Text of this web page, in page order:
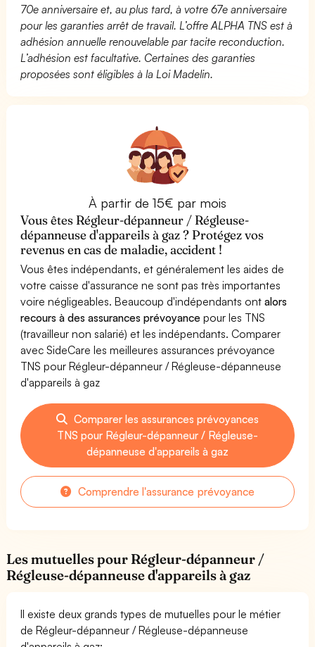
70e anniversaire et, au plus tard, à votre 67e anniversaire
pour les garanties arrêt de travail. L’offre ALPHA TNS est à
adhésion annuelle renouvelable par tacite reconduction.
L’adhésion est facultative. Certaines des garanties
proposées sont éligibles à la Loi Madelin.
À partir de 15€ par mois
Vous êtes Régleur-dépanneur / Régleuse-
dépanneuse d'appareils à gaz ? Protégez vos
revenus en cas de maladie, accident !
Vous êtes indépendants, et généralement les aides de
votre caisse d'assurance ne sont pas très importantes
voire négligeables. Beaucoup d'indépendants ontalors
recours à des assurances prévoyance pour les TNS
(travailleur non salarié) et les indépendants. Comparer
avec SideCare les meilleures assurances prévoyance
TNS pour Régleur-dépanneur / Régleuse-dépanneuse
d'appareils à gaz
Comparer les assurances prévoyances
TNS pour Régleur-dépanneur / Régleuse-
dépanneuse d'appareils à gaz
Comprendre l'assurance prévoyance
Les mutuelles pour Régleur-dépanneur /
Régleuse-dépanneuse d'appareils à gaz
Il existe deux grands types de mutuelles pour le métier
de Régleur-dépanneur / Régleuse-dépanneuse